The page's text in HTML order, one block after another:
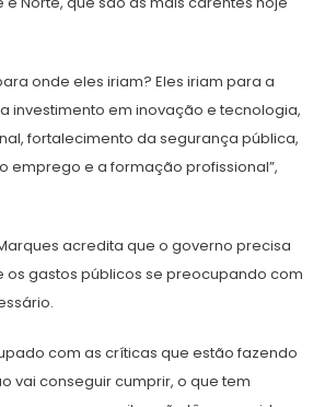
onde eles iriam? Eles iriam para a
investimento em inovação e tecnologia,
fortalecimento da segurança pública,
emprego e a formação profissional”,
acredita que o governo precisa
os gastos públicos se preocupando com
com as críticas que estão fazendo
vai conseguir cumprir, o que tem